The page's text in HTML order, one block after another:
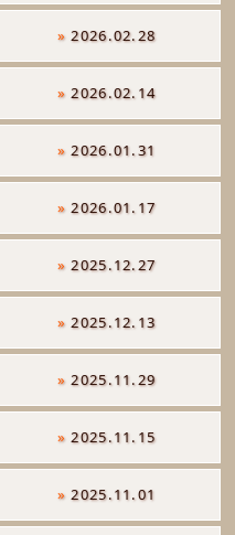
» 2026.02.28
» 2026.02.14
» 2026.01.31
» 2026.01.17
» 2025.12.27
» 2025.12.13
» 2025.11.29
» 2025.11.15
» 2025.11.01